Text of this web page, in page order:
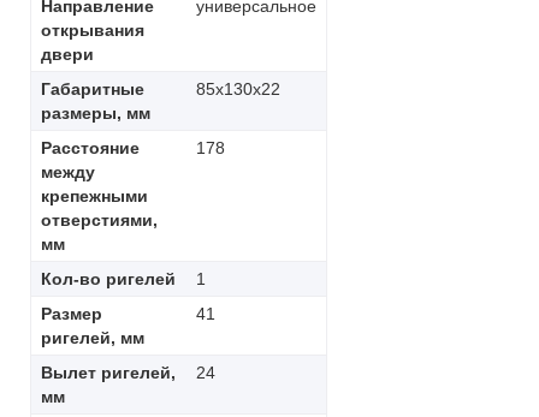
Направление
открывания
двери
универсальное
Габаритные
размеры, мм
85х130х22
Расстояние
между
крепежными
отверстиями,
мм
178
Кол-во ригелей
1
Размер
ригелей, мм
41
Вылет ригелей,
мм
24